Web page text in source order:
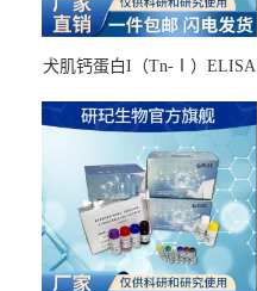
犬肌钙蛋白I（Tn-Ⅰ）ELISA